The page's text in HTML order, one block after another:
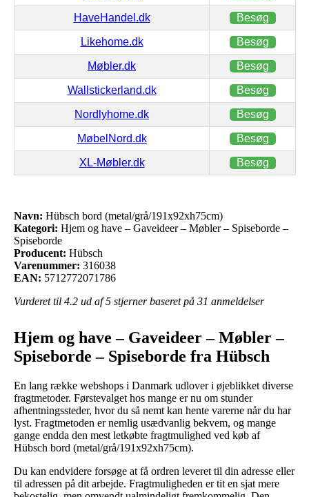
HaveHandel.dk Besøg
Likehome.dk Besøg
Møbler.dk Besøg
Wallstickerland.dk Besøg
Nordlyhome.dk Besøg
MøbelNord.dk Besøg
XL-Møbler.dk Besøg
Navn: Hübsch bord (metal/grå/191x92xh75cm)
Kategori: Hjem og have – Gaveideer – Møbler – Spiseborde –
Spiseborde
Producent: Hübsch
Varenummer: 316038
EAN: 5712772071786
Vurderet til 4.2 ud af 5 stjerner baseret på 31 anmeldelser
Hjem og have – Gaveideer – Møbler –
Spiseborde – Spiseborde fra Hübsch
En lang række webshops i Danmark udlover i øjeblikket diverse
fragtmetoder. Førstevalget hos mange er nu om stunder
afhentningssteder, hvor du så nemt kan hente varerne når du har
lyst. Fragtmetoden er nemlig usædvanlig bekvem, og mange
gange endda den mest letkøbte fragtmulighed ved køb af
Hübsch bord (metal/grå/191x92xh75cm).
Du kan endvidere forsøge at få ordren leveret til din adresse eller
til adressen på dit arbejde. Fragtmuligheden er tit en sjat mere